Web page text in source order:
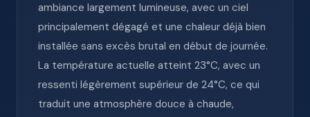
ambiance largement lumineuse, avec un ciel
principalement dégagé et une chaleur déjà bien
installée sans excès brutal en début de journée.
La température actuelle atteint 23°C, avec un
ressenti légèrement supérieur de 24°C, ce qui
traduit une atmosphère douce à chaude,